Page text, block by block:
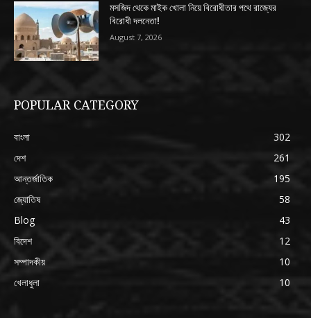
মসজিদ থেকে মাইক খোলা নিয়ে বিরোধীতার পথে রাজ্যের
বিরোধী দলনেতা!
August 7, 2026
POPULAR CATEGORY
বাংলা
302
দেশ
261
আন্তর্জাতিক
195
জ্যোতিষ
58
Blog
43
বিদেশ
12
সম্পাদকীয়
10
খেলাধুলা
10